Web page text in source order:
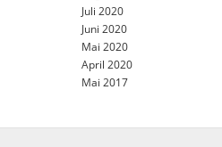
Juli 2020
Juni 2020
Mai 2020
April 2020
Mai 2017